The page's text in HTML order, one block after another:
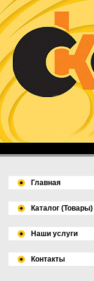
Главная
Каталог (Товары)
Наши услуги
Контакты